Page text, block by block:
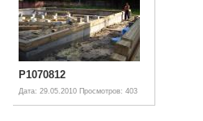
P1070812
Дата: 29.05.2010 Просмотров: 403